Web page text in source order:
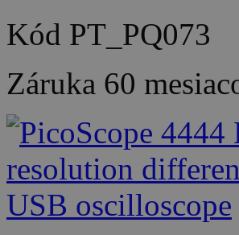
Kód PT_PQ073
Záruka 60